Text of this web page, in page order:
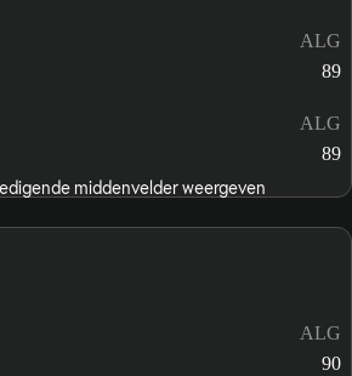
ALG
89
ALG
89
middenvelder weergeven
ALG
90